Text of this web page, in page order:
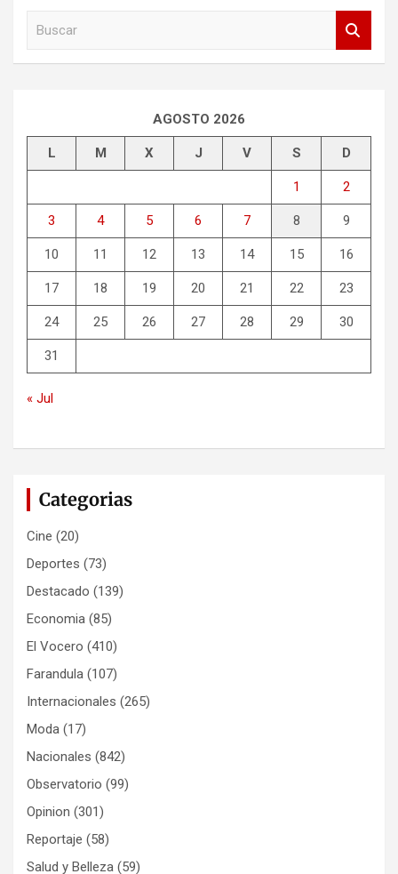
AGOSTO 2026
L M X J V S D
1 2
3 4 5 6 7 8 9
10 11 12 13 14 15 16
17 18 19 20 21 22 23
24 25 26 27 28 29 30
31
« Jul
Categorias
Cine (20)
Deportes (73)
Destacado (139)
Economia (85)
El Vocero (410)
Farandula (107)
Internacionales (265)
Moda (17)
Nacionales (842)
Observatorio (99)
Opinion (301)
Reportaje (58)
Salud y Belleza (59)